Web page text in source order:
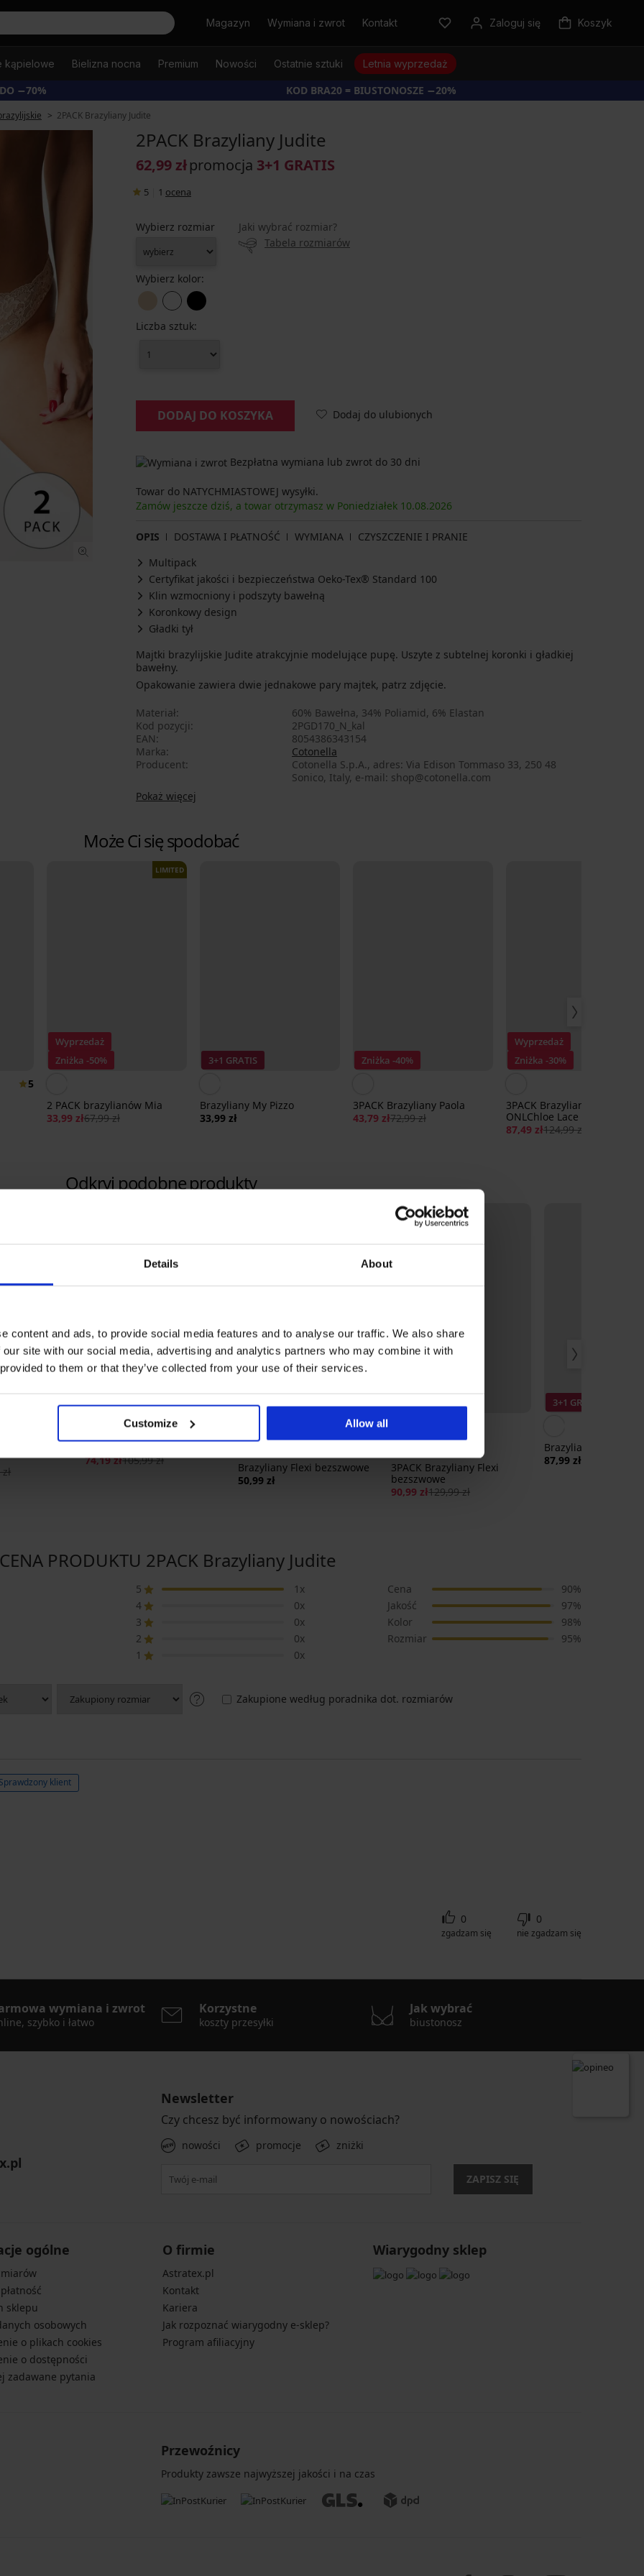
Details About
content and ads, to provide social media features and to analyse our traffic. We also share
site with our social media, advertising and analytics partners who may combine it with
to them or that they’ve collected from your use of their services.
Customize Allow all
SzukajMagazyn Wymiana i zwrot Kontakt Zaloguj się Koszyk
kąpielowe Bielizna nocna Premium Nowości Ostatnie sztuki Letnia wyprzedaż
−70% KOD BRA20 = BIUSTONOSZE −20%
2PACK Brazyliany Judite
2PACK Brazyliany Judite
62,99 złpromocja 3+1 GRATIS
5 1 ocena
Wybierz rozmiar
Jaki wybrać rozmiar?
Tabela rozmiarów
Wybierz kolor:
Liczba sztuk:
DODAJ DO KOSZYKA Dodaj do ulubionych
Bezpłatna wymiana lub zwrot do 30 dni
Towar do NATYCHMIASTOWEJ wysyłki.
Zamów jeszcze dziś, a towar otrzymasz w Poniedziałek 10.08.2026
OPIS DOSTAWA I PŁATNOŚĆ WYMIANA
CZYSZCZENIE I PRANIE
Multipack
Certyfikat jakości i bezpieczeństwa Oeko-Tex® Standard 100
Klin wzmocniony i podszyty bawełną
Koronkowy design
Gładki tył
Majtki brazylijskie Judite atrakcyjnie modelujące pupę. Uszyte z subtelnej koronki i gładkiej
bawełny.
Opakowanie zawiera dwie jednakowe pary majtek, patrz zdjęcie.
Materiał
60% Bawełna, 34% Poliamid, 6% Elastan
Kod pozycji
2PGD170_N_kal
EAN
8054386343154
Marka
Cotonella
Producent
Cotonella S.p.A., adres: Via Edison Tommaso 33, 250 48
Sonico, Italy, e-mail: shop@cotonella.com
Pokaż więcej
Może Ci się spodobać
5
Wyprzedaż
Zniżka -50%
LIMITED
2 PACK brazylianów Mia
33,99 zł67,99 zł
3+1 GRATIS
Brazyliany My Pizzo
33,99 zł
Zniżka -40%
3PACK Brazyliany Paola
43,79 zł72,99 zł
Wyprzedaż
Zniżka -30%
3PACK Brazyliany ONLY
ONLChloe Lace
87,49 zł124,99 zł
Odkryj podobne produkty
Zniżka -30%
74,19 zł105,99 zł
3+1 GRATIS
Brazyliany Flexi bezszwowe
50,99 zł
3PACK Brazyliany Flexi
bezszwowe
90,99 zł129,99 zł
3+1 GRATIS
Brazyliany Evolution
87,99 zł
PRODUKTU 2PACK Brazyliany Judite
5
1x
4
0x
3
0x
2
0x
1
0x
Cena
90%
Jakość
97%
Kolor
98%
Rozmiar
95%
Zakupione według poradnika dot. rozmiarów
Sprawdzony klient
0
zgadzam się
0
nie zgadzam się
wymiana i zwrot
szybko i łatwo
Korzystne
koszty przesyłki
Jak wybrać
biustonosz
Newsletter
Czy chcesz być informowany o nowościach?
nowości promocje zniżki
ZAPISZ SIĘ
ogólne
sklepu
osobowych
o plikach cookies
o dostępności
zadawane pytania
O firmie
Astratex.pl
Kontakt
Kariera
Jak rozpoznać wiarygodny e-sklep?
Program afiliacyjny
Wiarygodny sklep
Przewoźnicy
Produkty zawsze najwyższej jakości i na czas